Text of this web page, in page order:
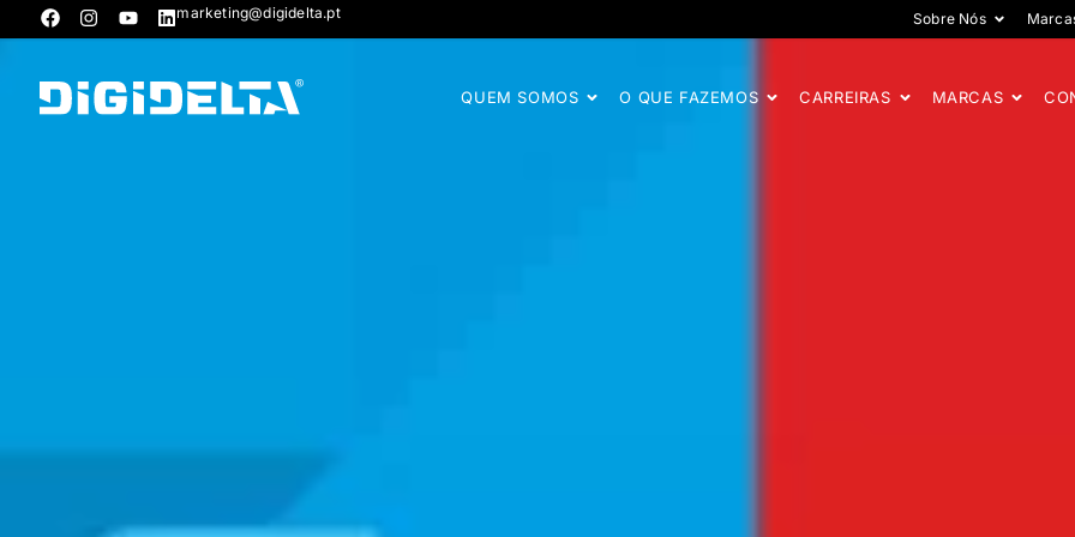
marketing@digidelta.pt Sobre Nós
QUEM SOMOS O QUE FAZEMOS CARREIRAS MARCAS